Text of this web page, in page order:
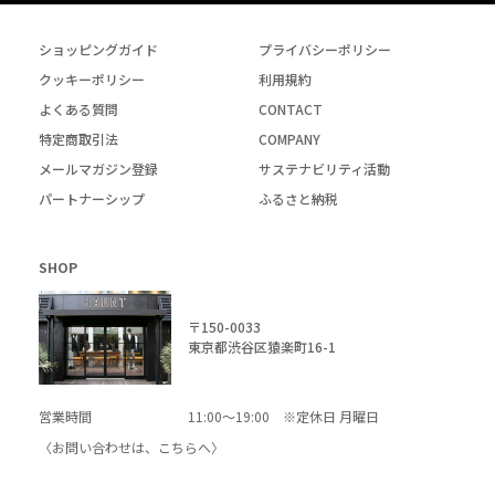
ショッピングガイド
プライバシーポリシー
クッキーポリシー
利用規約
よくある質問
CONTACT
特定商取引法
COMPANY
メールマガジン登録
サステナビリティ活動
パートナーシップ
ふるさと納税
SHOP
〒150-0033
東京都渋谷区猿楽町16-1
営業時間
11:00～19:00 ※定休日 月曜日
〈お問い合わせは、
こちらへ〉